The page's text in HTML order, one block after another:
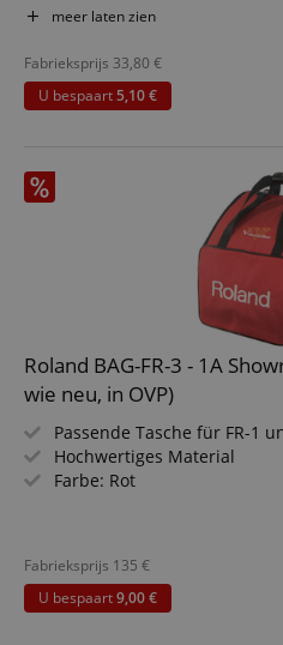
Luftventil
meer laten zien
Fabrieksprijs 33,80 €
U bespaart5,10 €
Roland BAG-FR-3 - 1A
wie neu, in OVP)
Passende Tasche für FR-1
Hochwertiges Material
Farbe: Rot
Fabrieksprijs 135 €
U bespaart9,00 €